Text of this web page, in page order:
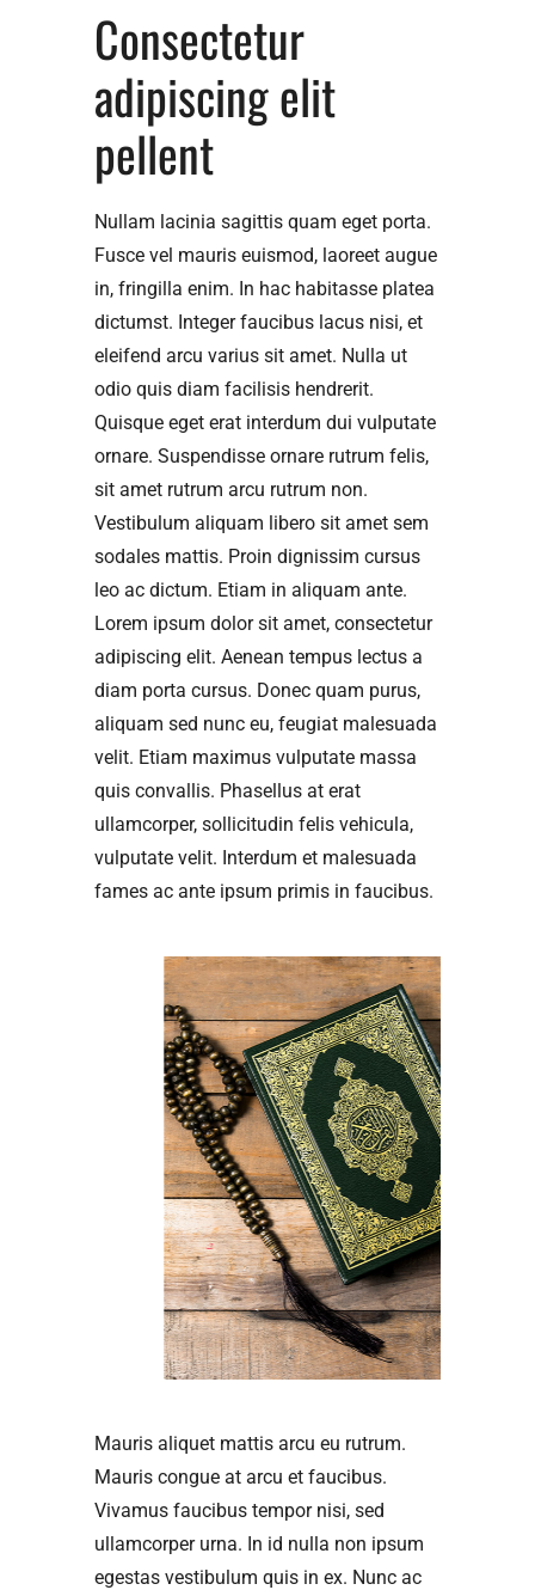
Consectetur
adipiscing elit
pellent
Nullam lacinia sagittis quam eget porta.
Fusce vel mauris euismod, laoreet augue
in, fringilla enim. In hac habitasse platea
dictumst. Integer faucibus lacus nisi, et
eleifend arcu varius sit amet. Nulla ut
odio quis diam facilisis hendrerit.
Quisque eget erat interdum dui vulputate
ornare. Suspendisse ornare rutrum felis,
sit amet rutrum arcu rutrum non.
Vestibulum aliquam libero sit amet sem
sodales mattis. Proin dignissim cursus
leo ac dictum. Etiam in aliquam ante.
Lorem ipsum dolor sit amet, consectetur
adipiscing elit. Aenean tempus lectus a
diam porta cursus. Donec quam purus,
aliquam sed nunc eu, feugiat malesuada
velit. Etiam maximus vulputate massa
quis convallis. Phasellus at erat
ullamcorper, sollicitudin felis vehicula,
vulputate velit. Interdum et malesuada
fames ac ante ipsum primis in faucibus.
Mauris aliquet mattis arcu eu rutrum.
Mauris congue at arcu et faucibus.
Vivamus faucibus tempor nisi, sed
ullamcorper urna. In id nulla non ipsum
egestas vestibulum quis in ex. Nunc ac